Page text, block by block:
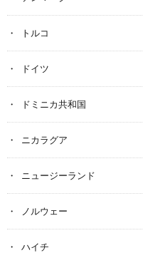
トルコ
ドイツ
ドミニカ共和国
ニカラグア
ニュージーランド
ノルウェー
ハイチ